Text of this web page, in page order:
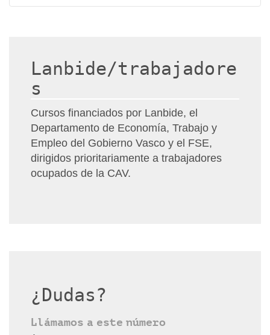
Lanbide/trabajadore
s
Cursos financiados por Lanbide, el
Departamento de Economía, Trabajo y
Empleo del Gobierno Vasco y el FSE,
dirigidos prioritariamente a trabajadores
ocupados de la CAV.
¿Dudas?
Llámamos a este número